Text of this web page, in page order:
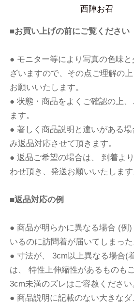
西陣お召
■お買い上げの前にご覧ください
● モニター等により写真の色味
ざいますので、その点ご理解の
お願いいたします。
● 状態・商品をよくご確認の上
ます。
● 著しく商品説明と違いがある
み返品対応させて頂きます。
● 返品ご希望の場合は、 到着よ
わせ頂き、発送お願いいたします
■返品対応の例
● 商品が明らかに異なる場合 (例
いるのに訪問着が届いてしまった
● 寸法が、 3cm以上異なる場合(
は、 特性上伸縮性があるものも
3cm未満のズレはご容赦ください
● 商品説明に記載のない大きなダ